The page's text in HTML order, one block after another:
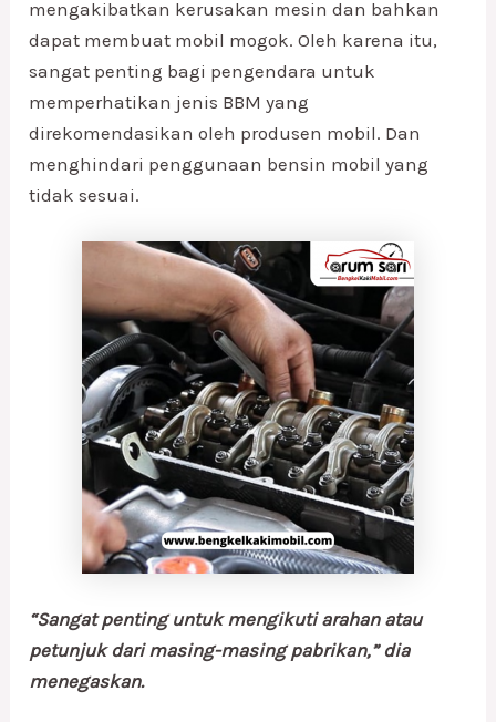
mengakibatkan kerusakan mesin dan bahkan
dapat membuat mobil mogok. Oleh karena itu,
sangat penting bagi pengendara untuk
memperhatikan jenis BBM yang
direkomendasikan oleh produsen mobil. Dan
menghindari penggunaan bensin mobil yang
tidak sesuai.
“Sangat penting untuk mengikuti arahan atau
petunjuk dari masing-masing pabrikan,” dia
menegaskan.